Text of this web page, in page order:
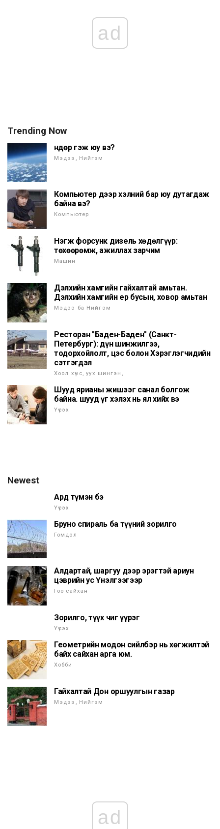
ad
Trending Now
Өндөр гэж юу вэ?
Мэдээ, Нийгэм
Компьютер дээр хэлний бар юу дутагдаж
байна вэ?
Компьютер
Нэгж форсунк дизель хөдөлгүүр:
төхөөрөмж, ажиллах зарчим
Машин
Дэлхийн хамгийн гайхалтай амьтан.
Дэлхийн хамгийн ер бусын, ховор амьтан
Мэдээ ба Нийгэм
Ресторан "Баден-Баден" (Санкт-
Петербург): дүн шинжилгээ,
тодорхойлолт, цэс болон Хэрэглэгчидийн
сэтгэгдэл
Хоол хүнс, уух шингэн,
Шууд ярианы жишээг санал болгож
байна. шууд үг хэлэх нь ял хийх вэ
Үүсэх
Newest
Ард түмэн бэ
Үүсэх
Бруно спираль ба түүний зорилго
Гомдол
Алдартай, шаргуу дээр эрэгтэй ариун
цэврийн ус Үнэлгээгээр
Гоо сайхан
Зорилго, түүх чиг үүрэг
Үүсэх
Геометрийн модон сийлбэр нь хөгжилтэй
байх сайхан арга юм.
Хобби
Гайхалтай Дон оршуулгын газар
Мэдээ, Нийгэм
ad